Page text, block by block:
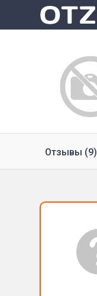
Отзывы (9)